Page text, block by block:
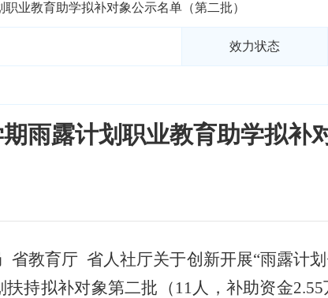
业教育助学拟补对象公示名单（第二批）
效力状态
雨露计划职业教育助学拟补
教育厅 省人社厅关于创新开展“雨露计
持拟补对象第二批（11人，补助资金